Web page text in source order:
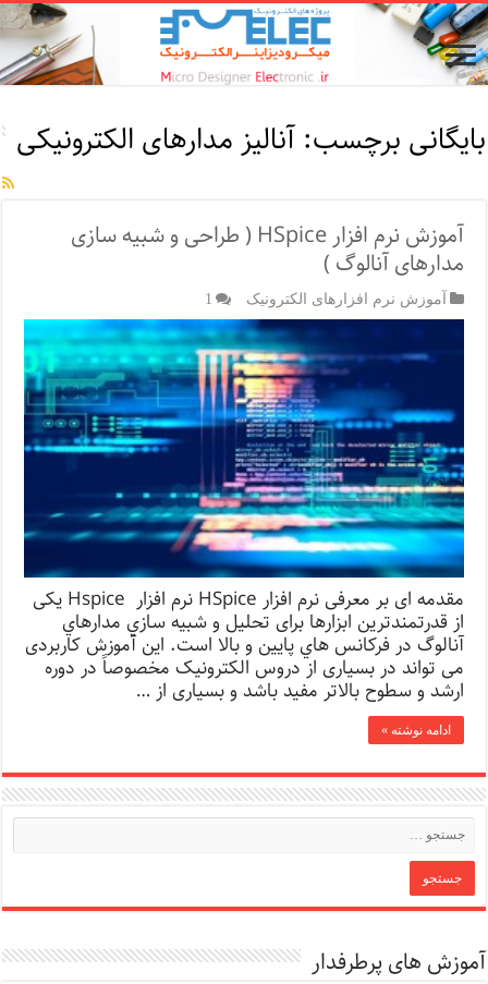
بایگانی برچسب:آنالیز مدارهای الکترونیکی
آموزش نرم افزار HSpice ( طراحی و شبیه سازی
مدارهای آنالوگ )
آموزش نرم افزارهای الکترونیک 1
مقدمه ای بر معرفی نرم افزار HSpice نرم افزار Hspice یکی
از قدرتمندترین ابزارها برای تحليل و شبيه سازي مدارهاي
آنالوگ در فركانس هاي پايين و بالا است. این آموزش کاربردی
می تواند در بسیاری از دروس الکترونیک مخصوصاً در دوره
ارشد و سطوح بالاتر مفید باشد و بسیاری از …
ادامه نوشته »
آموزش های پرطرفدار